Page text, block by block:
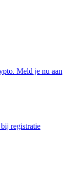
Meld je nu aan
registratie